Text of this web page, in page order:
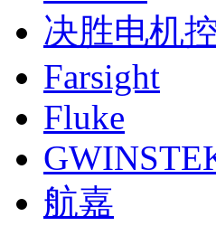
决胜电机
Farsight
Fluke
航嘉